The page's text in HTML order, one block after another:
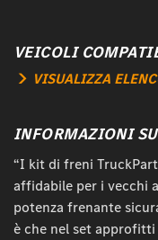
VEICOLI
VISUALIZZA
INFORMAZIONI
“I kit di freni
affidabile per i vecchi
potenza frenante
è che nel set